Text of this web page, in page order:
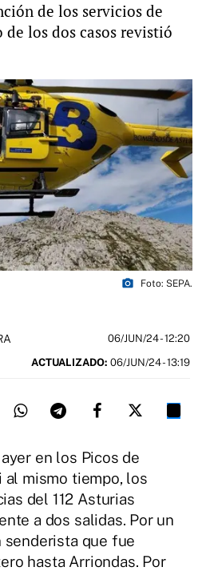
de los servicios de
los dos casos revistió
photo_camera Foto: SEPA.
06/JUN/24- 12:20
ACTUALIZADO: 06/JUN/24 - 13:19
en los Picos de
al mismo tiempo, los
del 112 Asturias
a dos salidas. Por un
senderista que fue
hasta Arriondas. Por